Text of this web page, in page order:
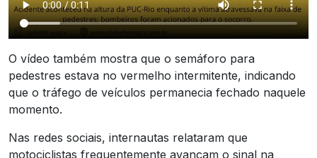
O vídeo também mostra que o semáforo para
pedestres estava no vermelho intermitente, indicando
que o tráfego de veículos permanecia fechado naquele
momento.
Nas redes sociais, internautas relataram que
motociclistas frequentemente avançam o sinal na